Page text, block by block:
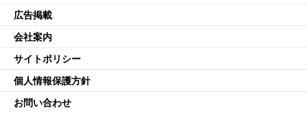
広告掲載
会社案内
サイトポリシー
個人情報保護方針
お問い合わせ